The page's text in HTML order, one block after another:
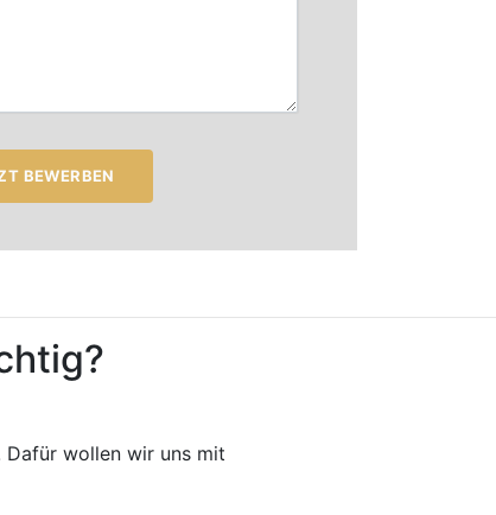
BEWERBEN
Dafür wollen wir uns mit